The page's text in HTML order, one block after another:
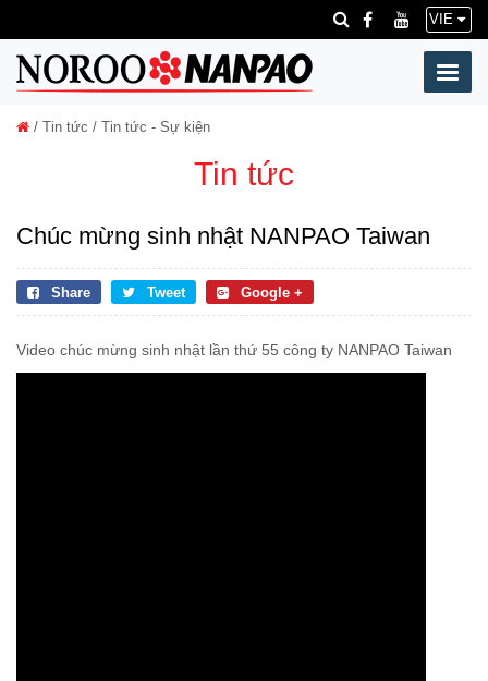
VIE
/ Tin tức / Tin tức - Sự kiện
Tin tức
Chúc mừng sinh nhật NANPAO Taiwan
Share Tweet Google +
Video chúc mừng sinh nhật lần thứ 55 công ty NANPAO Taiwan